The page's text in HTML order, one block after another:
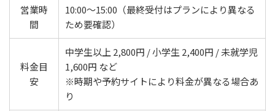
営業時
間
10:00～15:00（最終受付はプランにより異なる
ため要確認）
料金目
安
中学生以上 2,800円 / 小学生 2,400円 / 未就学児
1,600円 など
※時期や予約サイトにより料金が異なる場合あ
り